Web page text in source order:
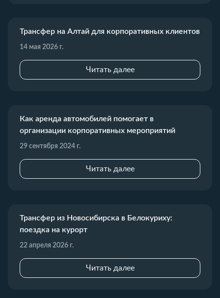
Трансфер на Алтай для корпоративных клиентов
14 мая 2026 г.
Читать далее
Как аренда автомобилей помогает в
организации корпоративных мероприятий
29 сентября 2024 г.
Читать далее
Трансфер из Новосибирска в Белокуриху:
поездка на курорт
22 апреля 2026 г.
Читать далее